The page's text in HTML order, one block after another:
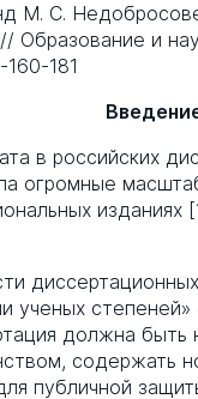
М. С.
Образование и
181
в российских
огромные
изданиях
степеней»
должна
содержать
публичной